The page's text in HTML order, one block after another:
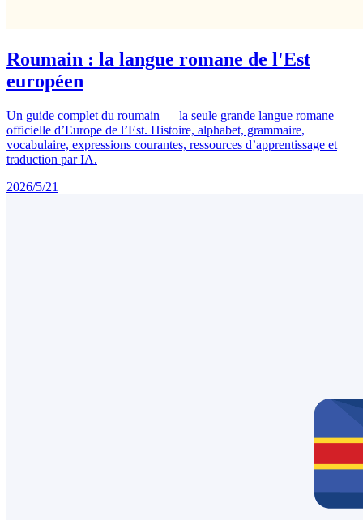
Roumain : la langue romane de l'Est
européen
Un guide complet du roumain — la seule grande langue romane
officielle d’Europe de l’Est. Histoire, alphabet, grammaire,
vocabulaire, expressions courantes, ressources d’apprentissage et
traduction par IA.
2026/5/21